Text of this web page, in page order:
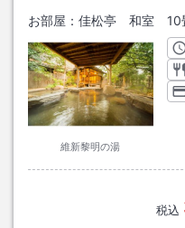
お部屋： 佳松亭 和室 10
維新黎明の湯
税込